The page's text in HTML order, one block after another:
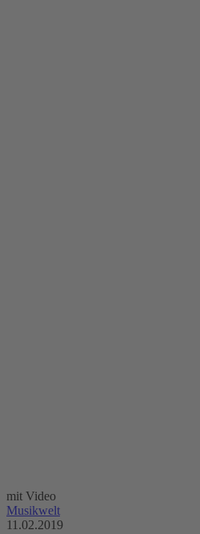
mit Video
Musikwelt
11.02.2019